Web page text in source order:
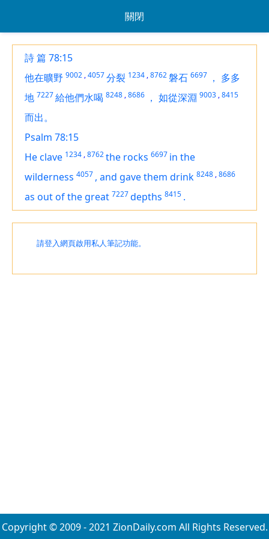
關閉
詩 篇 78:15
他在曠野 9002 ,4057分裂 1234 ,8762磐石 6697 ， 多多
地 7227給他們水喝 8248 ,8686 ， 如從深淵 9003 ,8415
而出。
Psalm 78:15
He clave 1234 ,8762the rocks 6697 in the
wilderness 4057 , and gavethem drink 8248 ,8686
as out ofthe great 7227depths 8415 .
請登入網頁啟用私人筆記功能。
Copyright © 2009 - 2021 ZionDaily.com All Rights Reserved.